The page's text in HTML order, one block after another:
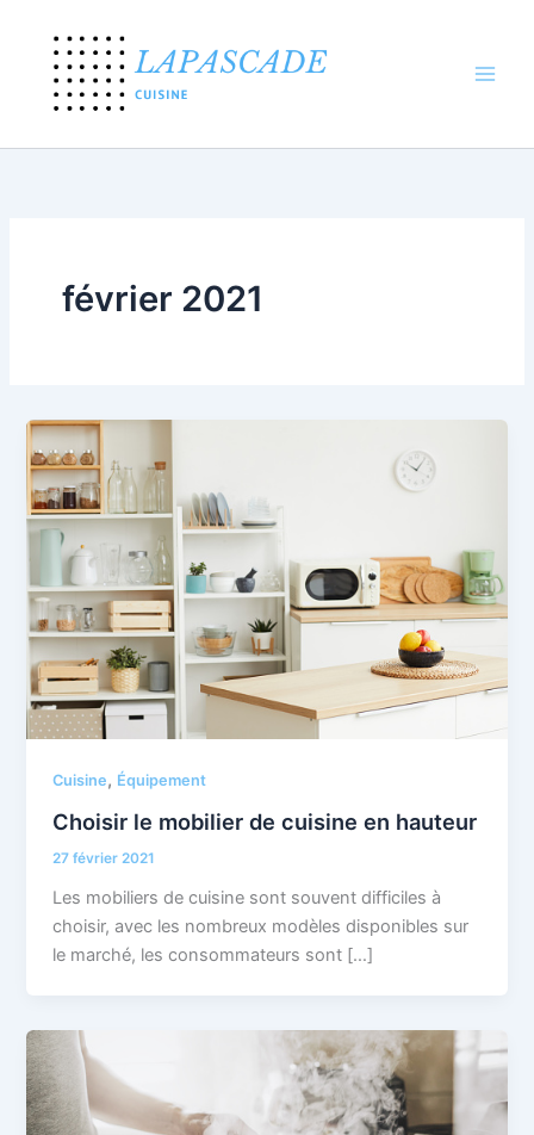
contenu
février 2021
Cuisine, Équipement
Choisir le mobilier de cuisine en hauteur
27 février 2021
Les mobiliers de cuisine sont souvent difficiles à
choisir, avec les nombreux modèles disponibles sur
le marché, les consommateurs sont […]